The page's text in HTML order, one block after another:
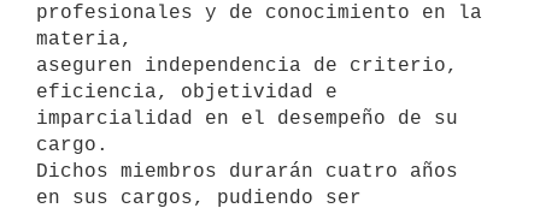
profesionales y de conocimiento en la
materia,
aseguren independencia de criterio,
eficiencia, objetividad e
imparcialidad en el desempeño de su
cargo.
Dichos miembros durarán cuatro años
en sus cargos, pudiendo ser